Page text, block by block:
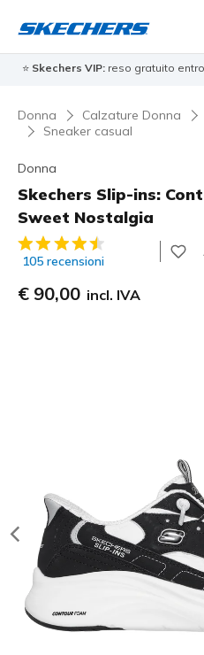
⭐ Skechers VIP: reso gratuito
Donna Calzature Donna
Sneaker casual
Donna
Skechers Slip-ins:
Sweet Nostalgia
Valutazione cliente 3,5 su 5
105 recensioni
€ 90,00 incl. IVA